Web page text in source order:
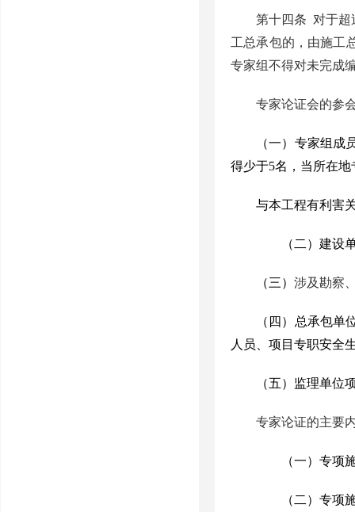
第十四条 对于超
工总承包的，由施工
专家组不得对未完成
专家论证会的参
（一）专家组
得少于5名，当所在地
与本工程有利害
（二）建设单
（三） 涉及勘察
（四）总承包
人员、项目专职安全
（五）监理单位
专家论证的主要
（一）专项施
（二）专项施